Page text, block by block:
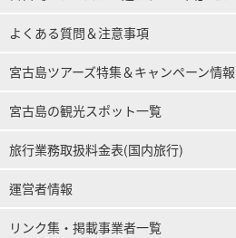
よくある質問＆注意事項
宮古島ツアーズ特集＆キャンペーン情報
宮古島の観光スポット一覧
旅行業務取扱料金表(国内旅行)
運営者情報
リンク集・掲載事業者一覧